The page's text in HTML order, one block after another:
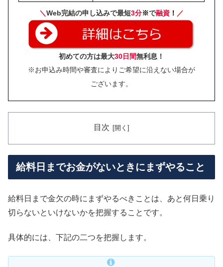
＼Web完結の申し込みで最短3分※で融資 ！ ／
初めての方は最大30日間無利息！
※お申込み時間や審査によりご希望に沿えない場合が
ございます。
目次
給料日までお金がないときにまずやること
給料日まで金欠の時にまずやるべきことは、あと何日乗り
切らないといけないかを把握することです。
具体的には、下記の二つを把握します。